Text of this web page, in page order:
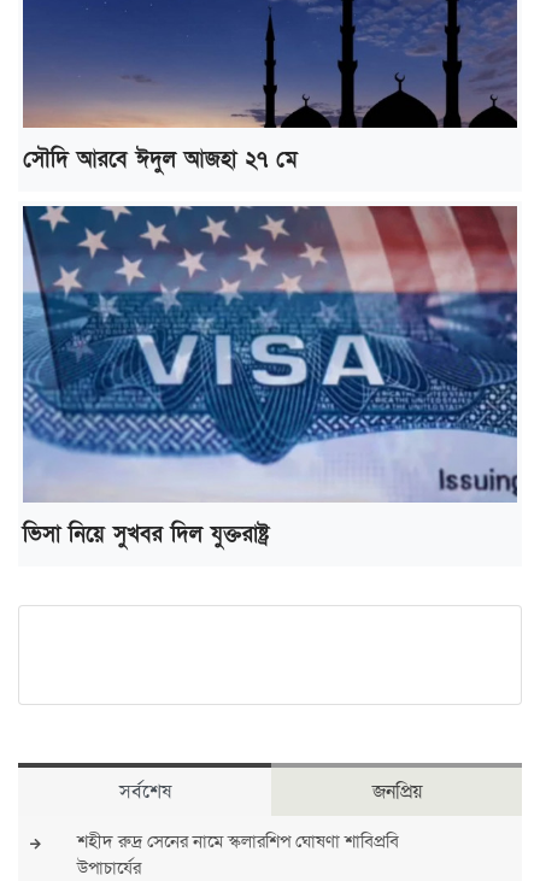
সৌদি আরবে ঈদুল আজহা ২৭ মে
ভিসা নিয়ে সুখবর দিল যুক্তরাষ্ট্র
সর্বশেষ জনপ্রিয়
শহীদ রুদ্র সেনের নামে স্কলারশিপ ঘোষণা শাবিপ্রবি
উপাচার্যের